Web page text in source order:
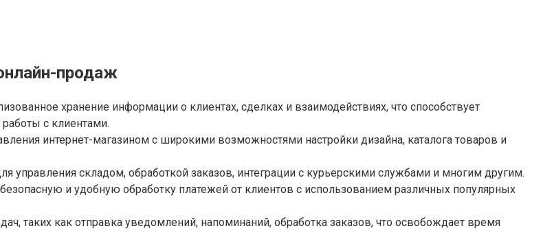
продаж
хранение информации о клиентах, сделках и взаимодействиях, что способствует
с клиентами.
интернет-магазином с широкими возможностями настройки дизайна, каталога товаров и
управления складом, обработкой заказов, интеграции с курьерскими службами и многим другим.
и удобную обработку платежей от клиентов с использованием различных популярных
таких как отправка уведомлений, напоминаний, обработка заказов, что освобождает время